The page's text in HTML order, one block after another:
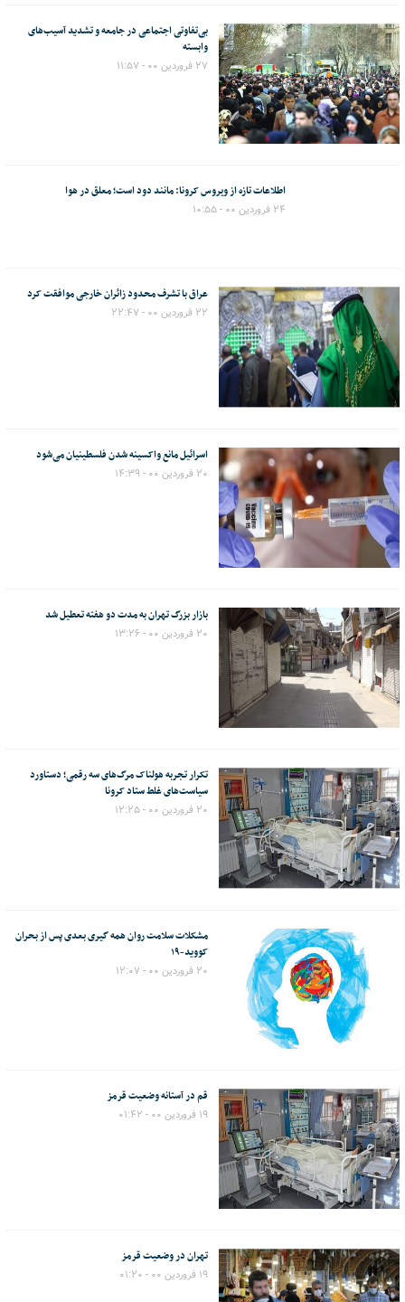
بی‌تفاوتی اجتماعی در جامعه و تشدید آسیب‌های
وابسته
۲۷ فروردین ۰۰ - ۱۱:۵۷
اطلاعات تازه از ویروس کرونا: مانند دود است؛ معلق در هوا
۲۴ فروردین ۰۰ - ۱۰:۵۵
عراق با تشرف محدود زائران خارجی موافقت کرد
۲۲ فروردین ۰۰ - ۲۲:۴۷
اسرائیل مانع واکسینه شدن فلسطینیان می‌شود
۲۰ فروردین ۰۰ - ۱۴:۳۹
بازار بزرگ تهران به مدت دو هفته تعطیل شد
۲۰ فروردین ۰۰ - ۱۳:۲۶
تکرار تجربه هولناک مرگ‌های سه رقمی؛ دستاورد
سیاست‌های غلط ستاد کرونا
۲۰ فروردین ۰۰ - ۱۲:۲۵
مشکلات سلامت روان همه گیری بعدی پس از بحران
کووید-۱۹
۲۰ فروردین ۰۰ - ۱۲:۰۷
قم در آستانه وضعیت قرمز
۱۹ فروردین ۰۰ - ۰۱:۴۲
تهران در وضعیت قرمز
۱۹ فروردین ۰۰ - ۰۱:۲۰